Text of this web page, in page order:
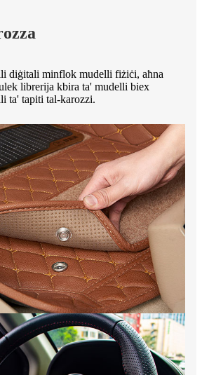
diġitali minflok mudelli fiżiċi, aħna
librerija kbira ta' mudelli biex
ta' tapiti tal-karozzi.